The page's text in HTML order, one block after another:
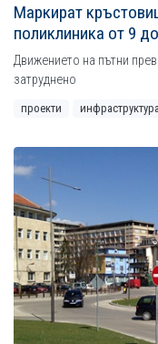
Маркират
поликлиника от 9
Движението на пътни
затруднено
проекти инфраструктура